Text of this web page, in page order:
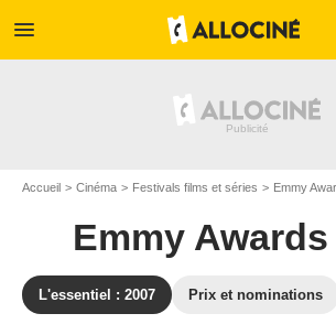
menu
Accueil Cinéma Festivals films et séries Emmy
Emmy Awards
L'essentiel : 2007 Prix et nominations